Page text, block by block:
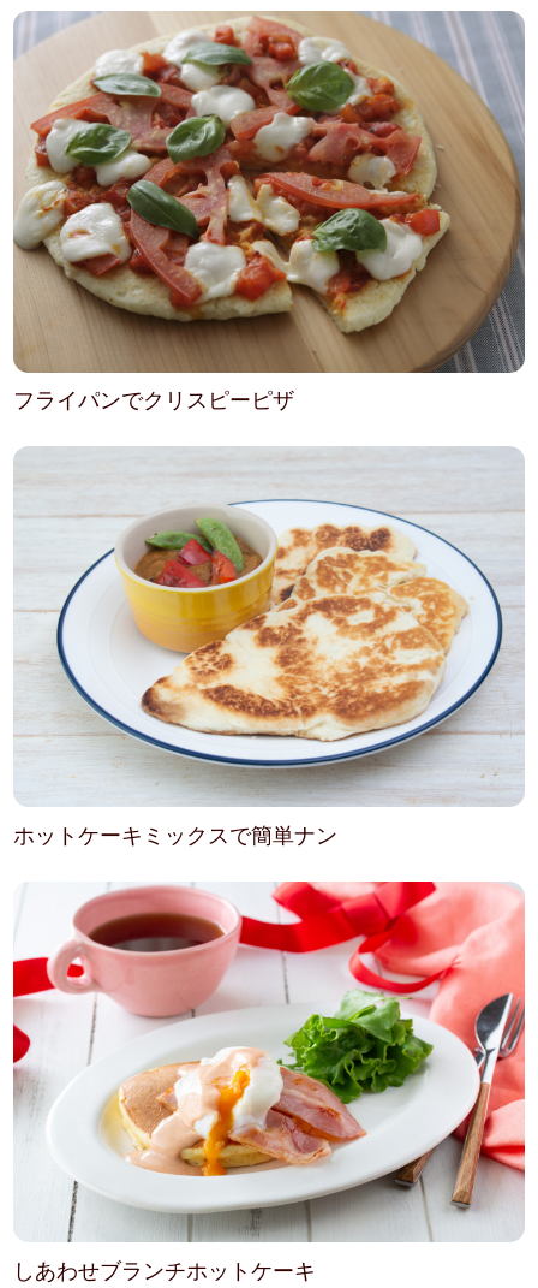
フライパンでクリスピーピザ
ホットケーキミックスで簡単ナン
しあわせブランチホットケーキ